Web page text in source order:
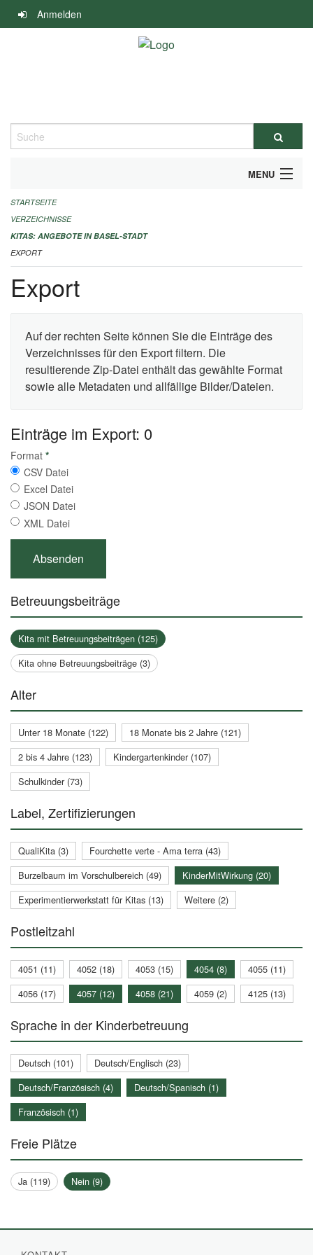
Navigation
überspringen
Anmelden
Suche
MENU
ALLGEMEINE INFORMATIONEN
IMPRESSUM
STARTSEITE
VERZEICHNISSE
KITAS: ANGEBOTE IN BASEL-STADT
EXPORT
Export
Auf der rechten Seite können Sie die Einträge des
Verzeichnisses für den Export filtern. Die
resultierende Zip-Datei enthält das gewählte Format
sowie alle Metadaten und allfällige Bilder/Dateien.
Einträge im Export: 0
Format *
CSV Datei
Excel Datei
JSON Datei
XML Datei
Betreuungsbeiträge
Kita mit Betreuungsbeiträgen (125)
Kita ohne Betreuungsbeiträge (3)
Alter
Unter 18 Monate (122)
18 Monate bis 2 Jahre (121)
2 bis 4 Jahre (123)
Kindergartenkinder (107)
Schulkinder (73)
Label, Zertifizierungen
QualiKita (3)
Fourchette verte - Ama terra (43)
Burzelbaum im Vorschulbereich (49)
KinderMitWirkung (20)
Experimentierwerkstatt für Kitas (13)
Weitere (2)
Postleitzahl
4051 (11) 4052 (18) 4053 (15) 4054 (8)
4055 (11)
4056 (17)
4057 (12) 4058 (21) 4059 (2) 4125 (13)
Sprache in der Kinderbetreuung
Deutsch (101)
Deutsch/Englisch (23)
Deutsch/Französisch (4)
Deutsch/Spanisch (1)
Französisch (1)
Freie Plätze
Ja (119) Nein (9)